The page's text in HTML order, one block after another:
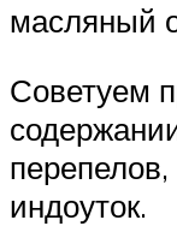
масляный
Советуем
индоуток.